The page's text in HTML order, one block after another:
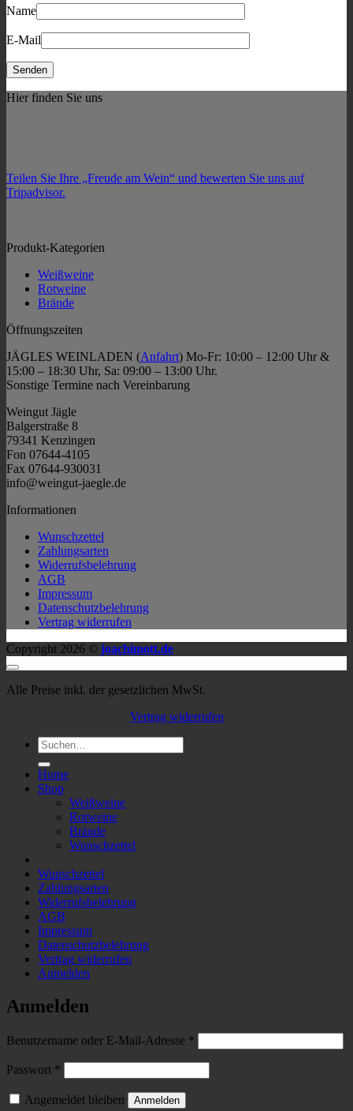
Name
E-Mail
Hier finden Sie uns
Teilen Sie Ihre „Freude am Wein“ und bewerten Sie uns auf
Tripadvisor.
Produkt-Kategorien
Weißweine
Rotweine
Brände
Öffnungszeiten
JÄGLES WEINLADEN (Anfahrt) Mo-Fr: 10:00 – 12:00 Uhr &
15:00 – 18:30 Uhr, Sa: 09:00 – 13:00 Uhr.
Sonstige Termine nach Vereinbarung
Weingut Jägle
Balgerstraße 8
79341 Kenzingen
Fon 07644-4105
Fax 07644-930031
info@weingut-jaegle.de
Informationen
Wunschzettel
Zahlungsarten
Widerrufsbelehrung
AGB
Impressum
Datenschutzbelehrung
Vertrag widerrufen
Copyright 2026 © joachimott.de
Alle Preise inkl. der gesetzlichen MwSt.
Vertrag widerrufen
Suchen
nach:
Home
Shop
Weißweine
Rotweine
Brände
Wunschzettel
Wunschzettel
Zahlungsarten
Widerrufsbelehrung
AGB
Impressum
Datenschutzbelehrung
Vertrag widerrufen
Anmelden
Anmelden
Benutzername oder E-Mail-Adresse *
Passwort *
Angemeldet bleiben Anmelden